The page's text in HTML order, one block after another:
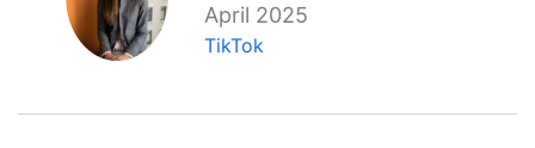
April 2025
TikTok